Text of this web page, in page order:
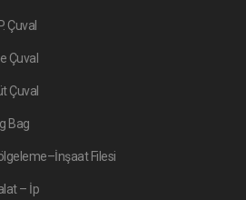
Çuval
Çuval
Çuval
Bag
Filesi
– İp